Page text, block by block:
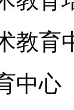
教育
中心